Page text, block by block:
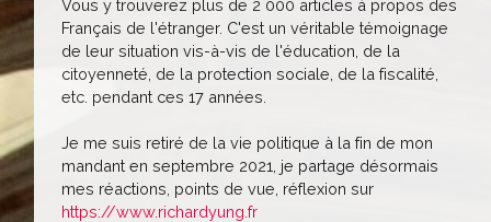
Vous y trouverez plus de 2 000 articles à propos des
Français de l'étranger. C'est un véritable témoignage
de leur situation vis-à-vis de l'éducation, de la
citoyenneté, de la protection sociale, de la fiscalité,
etc. pendant ces 17 années.
Je me suis retiré de la vie politique à la fin de mon
mandant en septembre 2021, je partage désormais
mes réactions, points de vue, réflexion sur
https://www.richardyung.fr